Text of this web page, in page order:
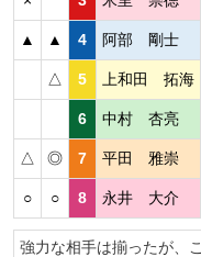
▲ ▲ 4 阿部 剛士
△ 5 上和田 拓海
6 中村 杏亮
△ ◎ 7 平田 雅崇
○ ○ 8 永井 大介
強力な相手は揃ったが、